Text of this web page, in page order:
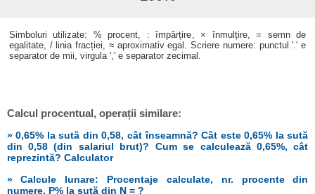
Simboluri utilizate: % procent, : împărțire, × înmulțire, = semn de
egalitate, / linia fracției, ≈ aproximativ egal. Scriere numere: punctul '.' e
separator de mii, virgula ',' e separator zecimal.
Calcul procentual, operații similare:
» 0,65% la sută din 0,58, cât înseamnă? Cât este 0,65% la sută
din 0,58 (din salariul brut)? Cum se calculează 0,65%, cât
reprezintă? Calculator
» Calcule lunare: Procentaje calculate, nr. procente din
numere, P% la sută din N = ?